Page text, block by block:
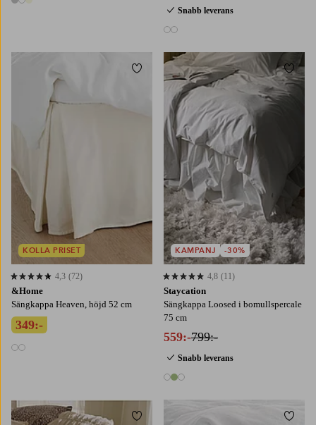
3 färger Snabb leverans
2 färger
&Home
Sängkappa Heaven, höjd 52 cm
349:-
2 färger
4,3 baserat på 72 st betyg
4,3 (72)
KOLLA PRISET
Lägg till i favoriter
120X200
Staycation
Sängkappa Loosed i bomullspercale
75 cm
559:-799:-
Snabb leverans
3 färger
4,8 baserat på 11 st betyg
4,8 (11)
KAMPANJ -30%
90X200
160X200
180X200
Lägg till i favoriter